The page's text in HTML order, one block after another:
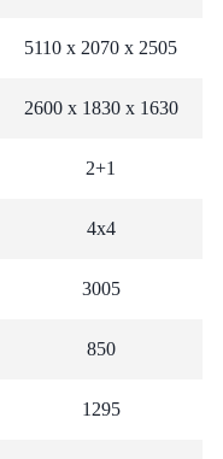
5110 х 2070 х 2505
2600 х 1830 х 1630
2+1
4х4
3005
850
1295